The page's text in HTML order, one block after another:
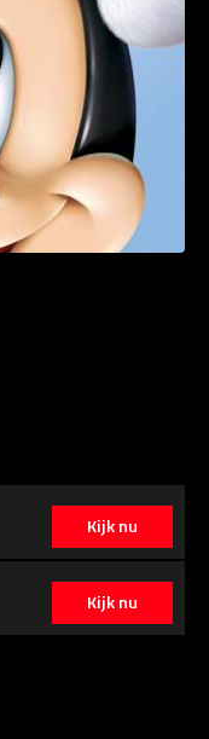
Kijk nu
Kijk nu